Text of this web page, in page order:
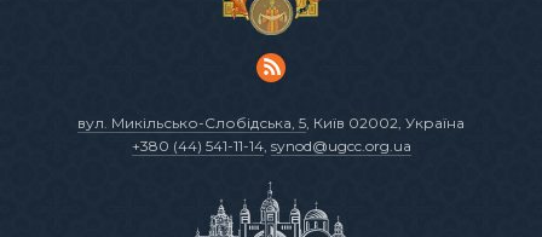
вул. Микільсько-Слобідська, 5, Київ 02002, Україна
+380 (44) 541-11-14, synod@ugcc.org.ua